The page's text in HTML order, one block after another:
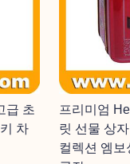
급 초
차
프리미엄
릿 선물 상
컬렉션 엠보